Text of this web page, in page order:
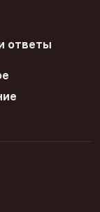
ответы